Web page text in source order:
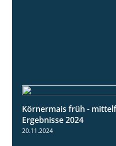
Körnermais früh -
Ergebnisse 2024
20.11.2024